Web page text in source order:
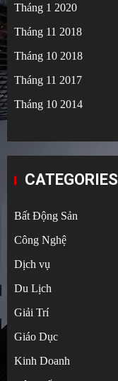
Tháng 1 2020
Tháng 11 2018
Tháng 10 2018
Tháng 11 2017
Tháng 10 2014
CATEGORIES
Bất Động Sản
Công Nghệ
Dịch vụ
Du Lịch
Giải Trí
Giáo Dục
Kinh Doanh